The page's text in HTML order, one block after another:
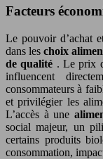
Facteurs
Le pouvoir d’achat
dans leschoix
de qualité . Le prix
influencent
consommateurs à
et privilégier les
L’accès à une
social majeur, un
certains produits
consommation,